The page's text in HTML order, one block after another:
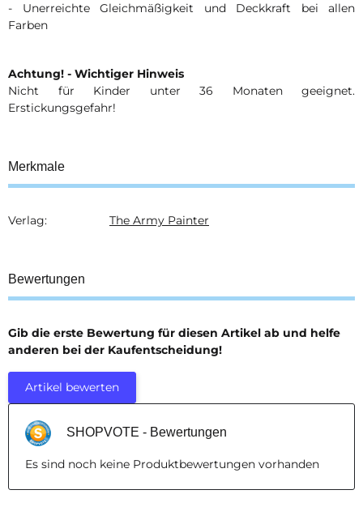
- Unerreichte Gleichmäßigkeit und Deckkraft bei allen
Farben
Achtung! - Wichtiger Hinweis
Nicht für Kinder unter 36 Monaten geeignet.
Erstickungsgefahr!
Merkmale
Produkteigenschaft
Wert
Verlag: The Army Painter
Bewertungen
Gib die erste Bewertung für diesen Artikel ab und helfe
anderen bei der Kaufentscheidung!
Artikel bewerten
SHOPVOTE - Bewertungen
Es sind noch keine Produktbewertungen vorhanden